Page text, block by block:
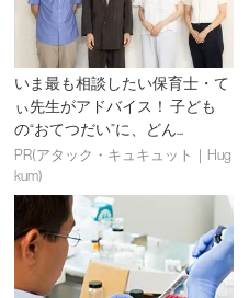
いま最も相談したい保育士・て
ぃ先生がアドバイス！ 子ども
の“おてつだい”に、どん...
PR(アタック・キュキュット｜Hug
kum)